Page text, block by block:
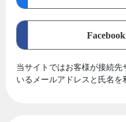
当サイトではお客様が接続
いるメールアドレスと氏名を